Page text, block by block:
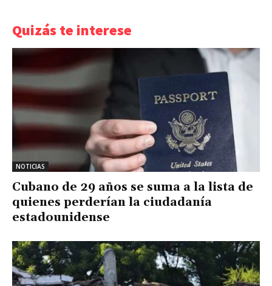
Quizás te interese
NOTICIAS
Cubano de 29 años se suma a la lista de
quienes perderían la ciudadanía
estadounidense